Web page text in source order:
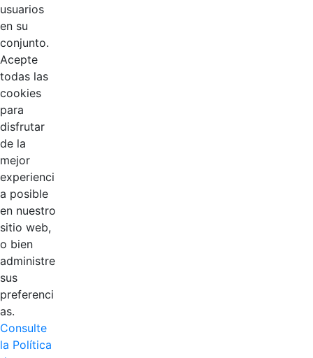
usuarios
en su
conjunto.
Acepte
todas las
cookies
para
disfrutar
de la
mejor
experienci
a posible
en nuestro
sitio web,
o bien
administre
sus
preferenci
as.
Consulte
la Política